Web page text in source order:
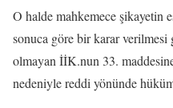
O halde mahkemece şikayetin
sonuca göre bir karar
olmayan İİK.nun 33.
nedeniyle reddi yönünde